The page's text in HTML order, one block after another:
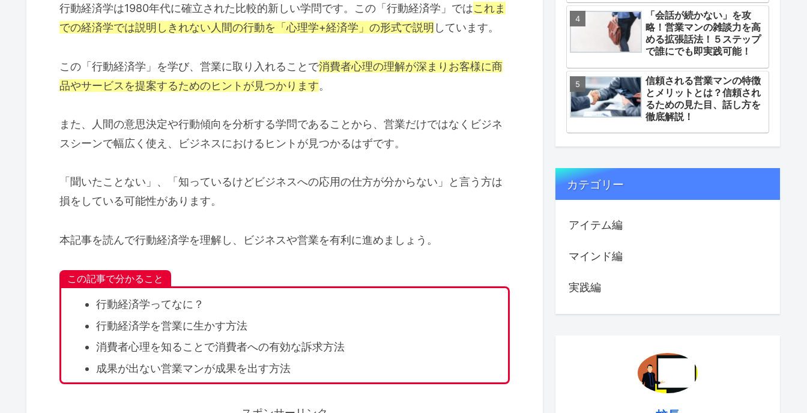
行動経済学は1980年代に確立された比較的新しい学問です。この「行動経済学」ではこれま
での経済学では説明しきれない人間の行動を「心理学+経済学」の形式で説明 しています。
この「行動経済学」を学び、営業に取り入れることで消費者心理の理解が深まりお客様に商
品やサービスを提案するためのヒントが見つかります。
また、人間の意思決定や行動傾向を分析する学問であることから、営業だけではなくビジネ
スシーンで幅広く使え、ビジネスにおけるヒントが見つかるはずです。
「聞いたことない」、「知っているけどビジネスへの応用の仕方が分からない」と言う方は
損をしている可能性があります。
本記事を読んで行動経済学を理解し、ビジネスや営業を有利に進めましょう。
この記事で分かること
行動経済学ってなに？
行動経済学を営業に生かす方法
消費者心理を知ることで消費者への有効な訴求方法
成果が出ない営業マンが成果を出す方法
「会話が続かない」を攻
略！営業マンの雑談力を高
める拡張話法！５ステップ
で誰にでも即実践可能！
信頼される営業マンの特徴
とメリットとは？信頼され
るための見た目、話し方を
徹底解説！
カテゴリー
アイテム編
マインド編
実践編